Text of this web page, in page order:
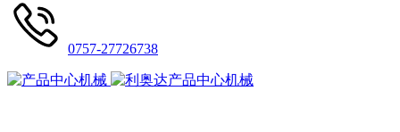
0757-27726738